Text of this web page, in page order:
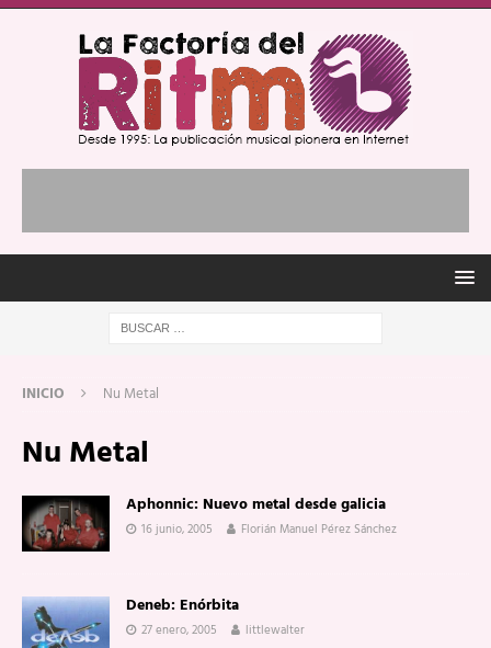
INICIO Nu Metal
Nu Metal
Aphonnic: Nuevo metal desde galicia
16 junio, 2005 Florián Manuel Pérez Sánchez
Deneb: Enórbita
27 enero, 2005 littlewalter